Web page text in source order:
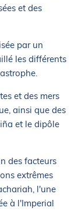
et des
par un
les différents
et des mers
ainsi que des
et le dipôle
des facteurs
extrêmes
l'une
à l'Imperial